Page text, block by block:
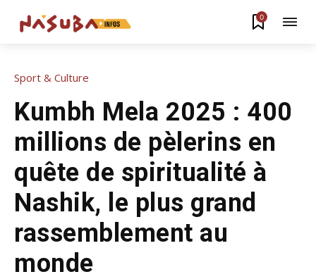
0
Sport & Culture
Kumbh Mela 2025 : 400
millions de pèlerins en
quête de spiritualité à
Nashik, le plus grand
rassemblement au
monde